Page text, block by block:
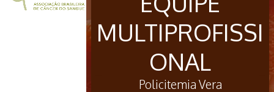
MULTIPROFISSI
ONAL
Policitemia Vera